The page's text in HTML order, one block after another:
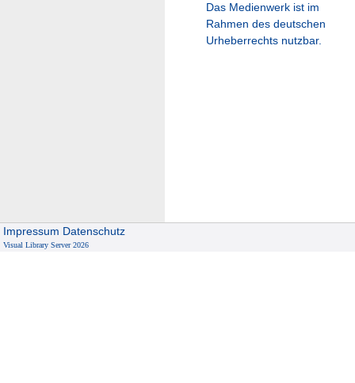
Das Medienwerk ist im
Rahmen des deutschen
Urheberrechts nutzbar.
Impressum Datenschutz
Visual Library Server 2026